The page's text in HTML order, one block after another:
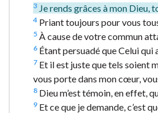
3 Je rends grâces à mon Dieu,
4 Priant toujours pour vous
5 À cause de votre commun
6 Étant persuadé que Celui qui
7 Et il est juste que tels soient
vous porte dans mon cœur,
8 Dieu m’est témoin, en effet,
9 Et ce que je demande, c’est